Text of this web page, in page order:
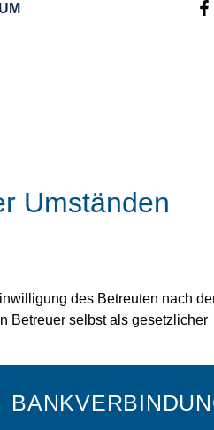
Umständen
des Betreuten nach
Betreuer selbst als gesetzlicher